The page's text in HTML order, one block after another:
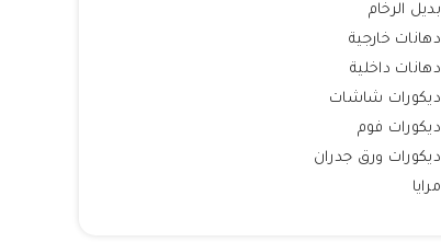
بديل الرخام
دهانات خارجية
دهانات داخلية
ديكورات شاشات
ديكورات فوم
ديكورات ورق جدران
مرايا